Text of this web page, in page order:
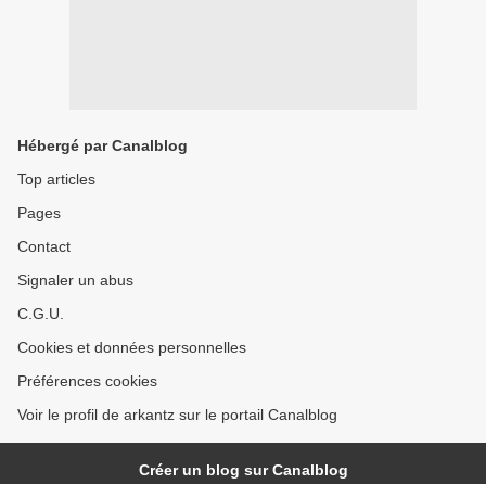
Hébergé par Canalblog
Top articles
Pages
Contact
Signaler un abus
C.G.U.
Cookies et données personnelles
Préférences cookies
Voir le profil de arkantz sur le portail Canalblog
Créer un blog sur Canalblog